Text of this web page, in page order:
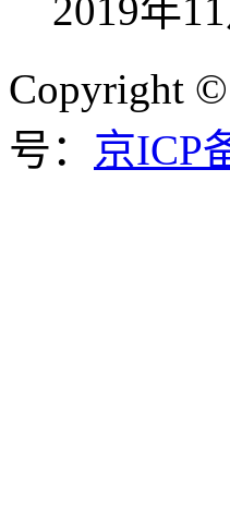
2019年
Copyright
号： 京ICP